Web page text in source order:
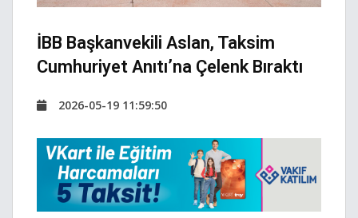
İBB Başkanvekili Aslan, Taksim
Cumhuriyet Anıtı’na Çelenk Bıraktı
2026-05-19 11:59:50